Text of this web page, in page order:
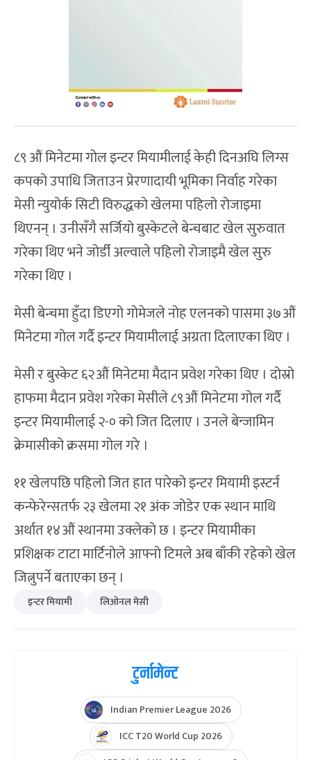
८९ औं मिनेटमा गोल इन्टर मियामीलाई केही दिनअघि लिग्स
कपको उपाधि जिताउन प्रेरणादायी भूमिका निर्वाह गरेका
मेसी न्युयोर्क सिटी विरुद्धको खेलमा पहिलो रोजाइमा
थिएनन् । उनीसँगै सर्जियो बुस्केटले बेन्चबाट खेल सुरुवात
गरेका थिए भने जोर्डी अल्वाले पहिलो रोजाइमै खेल सुरु
गरेका थिए ।
मेसी बेन्चमा हुँदा डिएगो गोमेजले नोह एलनको पासमा ३७औं
मिनेटमा गोल गर्दै इन्टर मियामीलाई अग्रता दिलाएका थिए ।
मेसी र बुस्केट ६२औं मिनेटमा मैदान प्रवेश गरेका थिए । दोस्रो
हाफमा मैदान प्रवेश गरेका मेसीले ८९औं मिनेटमा गोल गर्दै
इन्टर मियामीलाई २-० को जित दिलाए । उनले बेन्जामिन
क्रेमासीको क्रसमा गोल गरे ।
११ खेलपछि पहिलो जित हात पारेको इन्टर मियामी इस्टर्न
कन्फेरेन्सतर्फ २३ खेलमा २१ अंक जोडेर एक स्थान माथि
अर्थात १४औं स्थानमा उक्लेको छ । इन्टर मियामीका
प्रशिक्षक टाटा मार्टिनोले आफ्नो टिमले अब बाँकी रहेको खेल
जित्नुपर्ने बताएका छन् ।
इन्टर मियामी लिओनल मेसी
टुर्नामेन्ट
Indian Premier League 2026
ICC T20 World Cup 2026